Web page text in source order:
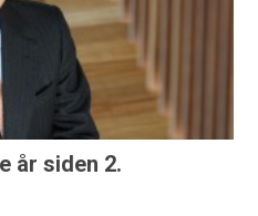
år siden 2.